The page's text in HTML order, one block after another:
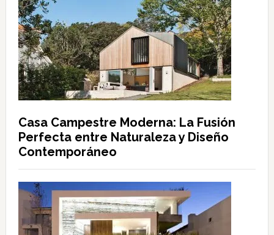
Casa Campestre Moderna: La Fusión
Perfecta entre Naturaleza y Diseño
Contemporáneo